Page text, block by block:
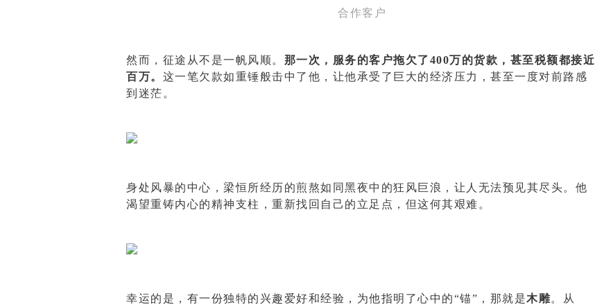
合作客户
然而，征途从不是一帆风顺。 那一次，服务的客户拖欠了400万的货款，甚至税额都接近
百万。 这一笔欠款如重锤般击中了他，让他承受了巨大的经济压力，甚至一度对前路感
到迷茫。
身处风暴的中心，梁恒所经历的煎熬如同黑夜中的狂风巨浪，让人无法预见其尽头。他
渴望重铸内心的精神支柱，重新找回自己的立足点，但这何其艰难。
幸运的是，有一份独特的兴趣爱好和经验，为他指明了心中的“锚”，那就是木雕。从